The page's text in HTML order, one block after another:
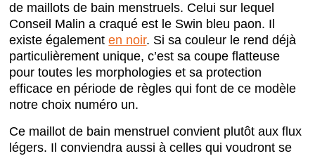
de maillots de bain menstruels. Celui sur lequel
Conseil Malin a craqué est le Swin bleu paon. Il
existe égalementen noir. Si sa couleur le rend déjà
particulièrement unique, c’est sa coupe flatteuse
pour toutes les morphologies et sa protection
efficace en période de règles qui font de ce modèle
notre choix numéro un.
Ce maillot de bain menstruel convient plutôt aux flux
légers. Il conviendra aussi à celles qui voudront se